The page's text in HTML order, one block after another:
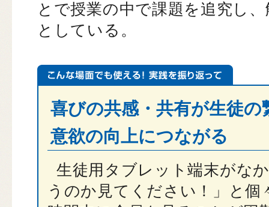
とで授業の中で課題を追究し
としている。
喜びの共感・共有が生徒
意欲の向上につながる
生徒用タブレット端末がな
うのか見てください！」と個